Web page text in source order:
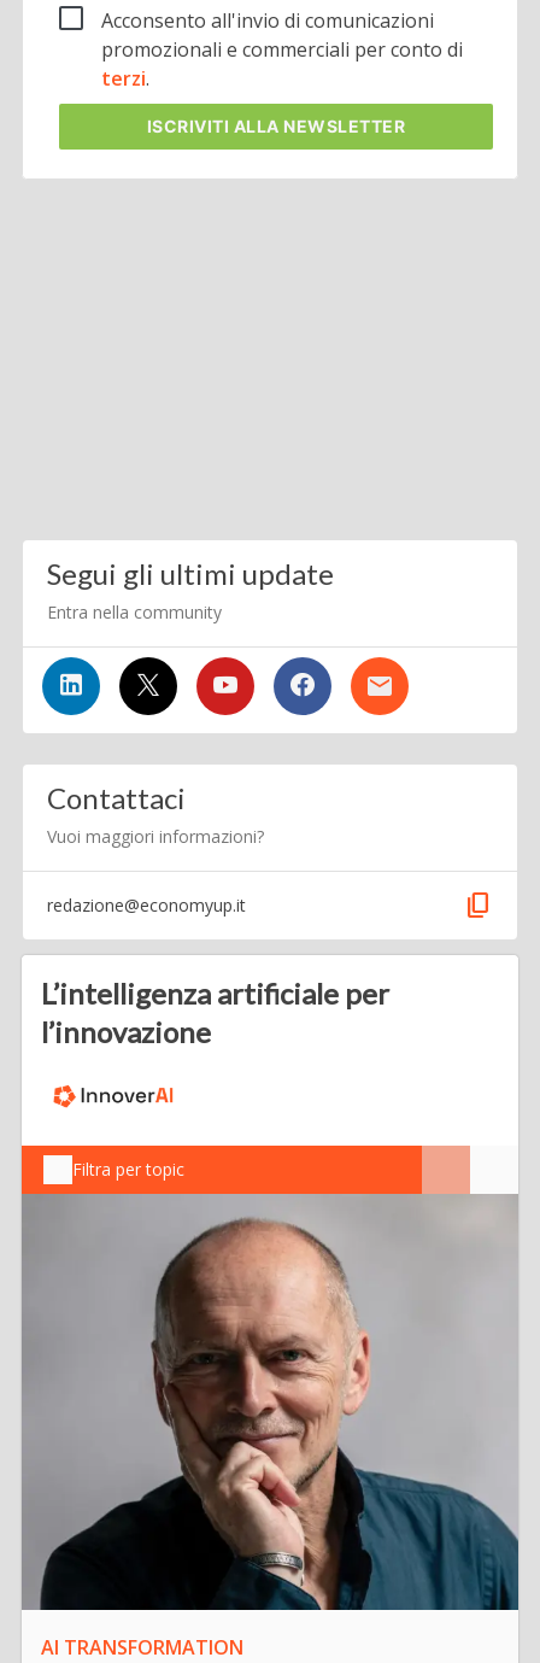
Acconsento all'invio di comunicazioni
promozionali e commerciali per conto di
terzi.
ISCRIVITI ALLA NEWSLETTER
Segui gli ultimi update
Entra nella community
Contattaci
Vuoi maggiori informazioni?
redazione@economyup.it content_copy
L’intelligenza artificiale per
l’innovazione
Filtra per topic
AI TRANSFORMATION